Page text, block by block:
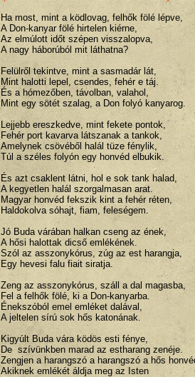
Ha most, mint a ködlovag, felhők fölé lépve,
A Don-kanyar fölé hirtelen kiérne,
Az elmúlott időt szépen visszalopva,
A nagy háborúból mit láthatna?
Felülről tekintve, mint a sasmadár lát,
Mint halotti lepel, csendes, fehér e táj.
És a hómezőben, távolban, valahol,
Mint egy sötét szalag, a Don folyó kanyarog.
Lejjebb ereszkedve, mint fekete pontok,
Fehér port kavarva látszanak a tankok,
Amelynek csövéből halál tüze fénylik,
Túl a széles folyón egy honvéd elbukik.
És azt csaklent látni, hol e sok tank halad,
A kegyetlen halál szorgalmasan arat.
Magyar honvéd fekszik kint a fehér réten,
Haldokolva sóhajt, fiam, feleségem.
Jó Buda várában halkan cseng az ének,
A hősi halottak dicső emlékének.
Szól az asszonykórus, zúg az est harangja,
Egy hevesi falu fiait siratja.
Zeng az asszonykórus, száll a dal magasba,
Fel a felhők fölé, ki a Don-kanyarba.
Énekszóból emel emléket dalával,
A jeltelen sírú sok hős katonának.
Kigyúlt Buda vára ködös esti fénye,
De szívünkben marad az estharang zenéje.
Zengjen a harangszó a harangszó a hős
Akiknek emlékét áldja meg az Isten